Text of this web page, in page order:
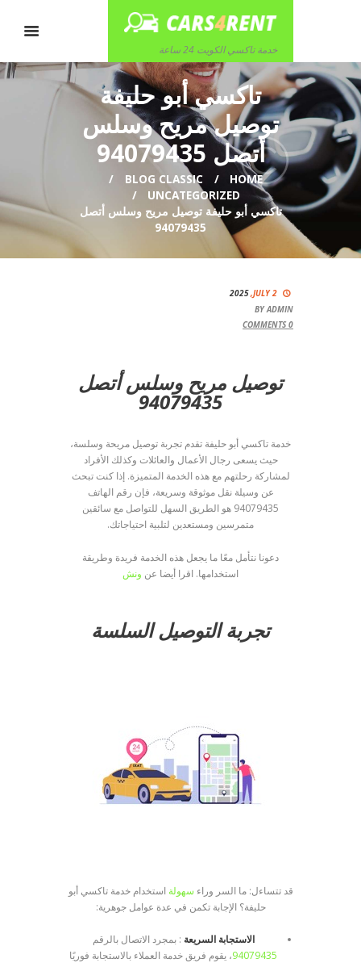
خدمة تاكسي الكويت 24 ساعة
تاكسي أبو حليفة
توصيل مريح وسلس
أتصل 94079435
HOME
BLOG CLASSIC
UNCATEGORIZED
تاكسي أبو حليفة توصيل مريح وسلس أتصل
94079435
JULY 2,
2025
BYADMIN
0
توصيل مريح وسلس أتصل
94079435
خدمة تاكسي أبو حليفة تقدم تجربة توصيل مريحة وسلسة،
حيث يسعى رجال الأعمال والعائلات وكذلك الأفراد
لمشاركة رحلتهم مع هذه الخدمة المتميزة. إذا كنت تبحث
عن وسيلة نقل موثوقة وسريعة، فإن رقم الهاتف
94079435 هو الطريق السهل للتواصل مع سائقين
متمرسين ومستعدين لتلبية احتياجاتك.
دعونا نتأمل معًا ما يجعل هذه الخدمة فريدة وطريقة
استخدامها. اقرا أيضا عن ونش
تجربة التوصيل السلسة
قد تتساءل: ما السر وراء سهولة استخدام خدمة تاكسي أبو
حليفة؟ الإجابة تكمن في عدة عوامل جوهرية:
الاستجابة السريعة : بمجرد الاتصال بالرقم
94079435، يقوم فريق خدمة العملاء بالاستجابة فوريًا